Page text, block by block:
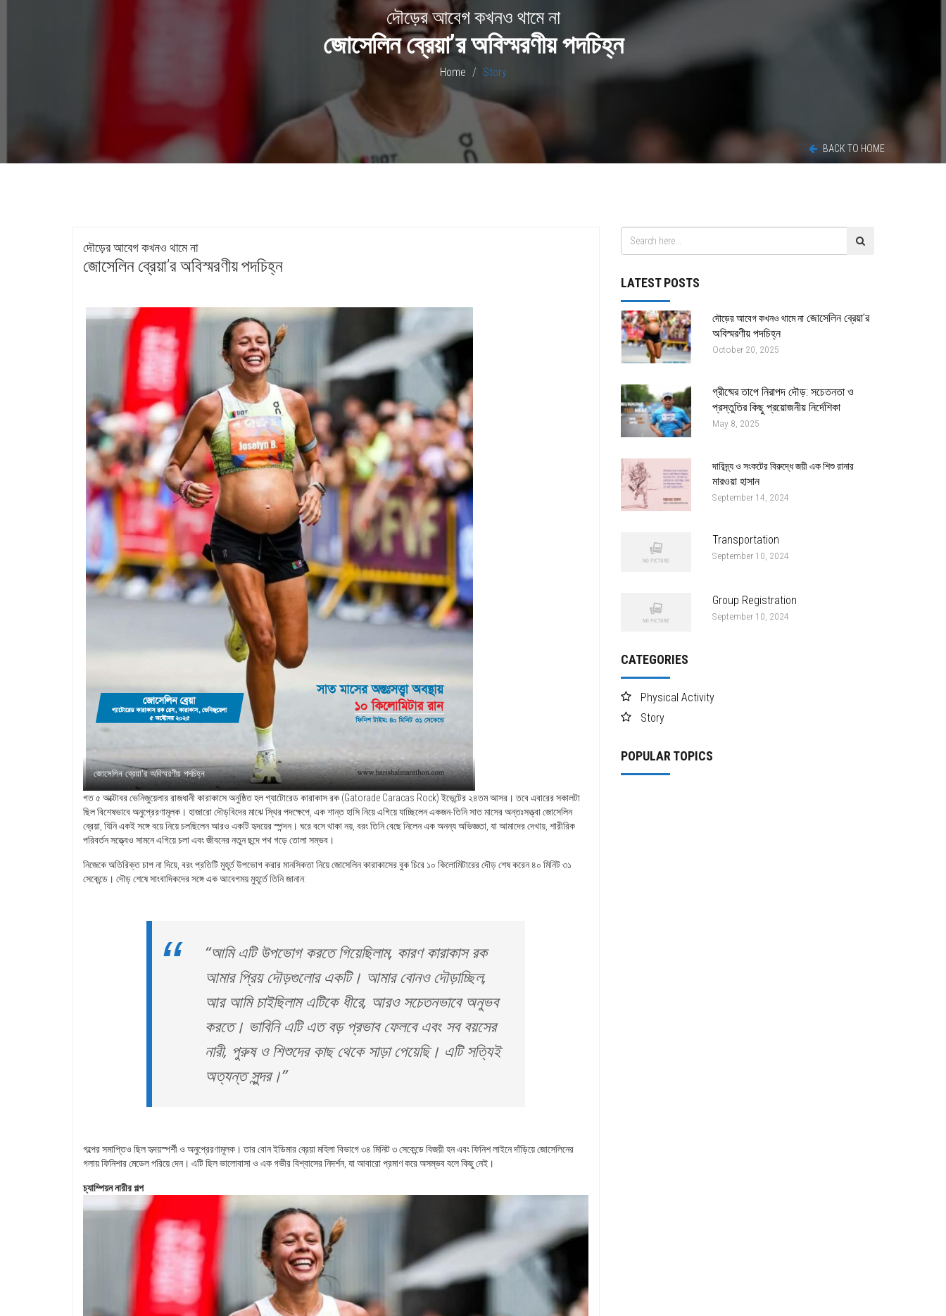
দৌড়ের আবেগ কখনও থামে না
জোসেলিন ব্রেয়া’র অবিস্মরণীয় পদচিহ্ন
Home Story
BACK TO HOME
দৌড়ের আবেগ কখনও থামে না
জোসেলিন ব্রেয়া’র অবিস্মরণীয় পদচিহ্ন
জোসেলিন ব্রেয়া’র অবিস্মরণীয় পদচিহ্ন
গত ৫ অক্টোবর ভেনিজুয়েলার রাজধানী কারাকাসে অনুষ্ঠিত হল গ্যাটোরেড কারাকাস রক (Gatorade Caracas Rock) ইভেন্টের ২৪তম আসর। তবে এবারের সকালটা
ছিল বিশেষভাবে অনুপ্রেরণামূলক। হাজারো দৌড়বিদের মাঝে স্থির পদক্ষেপে, এক শান্ত হাসি নিয়ে এগিয়ে যাচ্ছিলেন একজন-তিনি সাত মাসের অন্তঃসত্ত্বা জোসেলিন
ব্রেয়া, যিনি একই সঙ্গে বয়ে নিয়ে চলছিলেন আরও একটি হৃদয়ের স্পন্দন। ঘরে বসে থাকা নয়, বরং তিনি বেছে নিলেন এক অনন্য অভিজ্ঞতা, যা আমাদের দেখায়, শারীরিক
পরিবর্তন সত্ত্বেও সামনে এগিয়ে চলা এবং জীবনের নতুন ছন্দে পথ গড়ে তোলা সম্ভব।
নিজেকে অতিরিক্ত চাপ না দিয়ে, বরং প্রতিটি মুহূর্ত উপভোগ করার মানসিকতা নিয়ে জোসেলিন কারাকাসের বুক চিরে ১০ কিলোমিটারের দৌড় শেষ করেন ৪০ মিনিট ৩১
সেকেন্ডে। দৌড় শেষে সাংবাদিকদের সঙ্গে এক আবেগময় মুহূর্তে তিনি জানান:
“আমি এটি উপভোগ করতে গিয়েছিলাম, কারণ কারাকাস রক
আমার প্রিয় দৌড়গুলোর একটি। আমার বোনও দৌড়াচ্ছিল,
আর আমি চাইছিলাম এটিকে ধীরে, আরও সচেতনভাবে অনুভব
করতে। ভাবিনি এটি এত বড় প্রভাব ফেলবে এবং সব বয়সের
নারী, পুরুষ ও শিশুদের কাছ থেকে সাড়া পেয়েছি। এটি সত্যিই
অত্যন্ত সুন্দর।”
গল্পের সমাপ্তিও ছিল হৃদয়স্পর্শী ও অনুপ্রেরণামূলক। তার বোন ইডিমার ব্রেয়া মহিলা বিভাগে ৩৪ মিনিট ৩ সেকেন্ডে বিজয়ী হন এবং ফিনিশ লাইনে দাঁড়িয়ে জোসেলিনের
গলায় ফিনিশার মেডেল পরিয়ে দেন। এটি ছিল ভালোবাসা ও এক গভীর বিশ্বাসের নিদর্শন, যা আবারো প্রমাণ করে অসম্ভব বলে কিছু নেই।
চ্যাম্পিয়ন নারীর গল্প
LATEST POSTS
দৌড়ের আবেগ কখনও থামে নাজোসেলিন ব্রেয়া’র
অবিস্মরণীয় পদচিহ্ন
October 20, 2025
গ্রীষ্মের তাপে নিরাপদ দৌড়: সচেতনতা ও
প্রস্তুতির কিছু প্রয়োজনীয় নির্দেশিকা
May 8, 2025
দারিদ্র্য ও সংকটের বিরুদ্ধে জয়ী এক শিশু রানার
মারওয়া হাসান
September 14, 2024
Transportation
September 10, 2024
Group Registration
September 10, 2024
CATEGORIES
Physical Activity
Story
POPULAR TOPICS